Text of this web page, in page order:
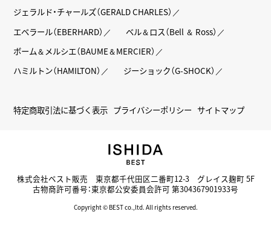
ジェラルド・チャールズ（GERALD CHARLES）
エベラール（EBERHARD）
ベル＆ロス（Bell ＆ Ross）
ボーム＆メルシエ（BAUME＆MERCIER）
ハミルトン（HAMILTON）
ジーショック（G-SHOCK）
特定商取引法に基づく表示 プライバシーポリシー サイトマップ
株式会社ベスト販売 東京都千代田区二番町12-3 グレイス麹町 5F
古物商許可番号：東京都公安委員会許可 第304367901933号
Copyright © BEST co.,ltd. All rights reserved.